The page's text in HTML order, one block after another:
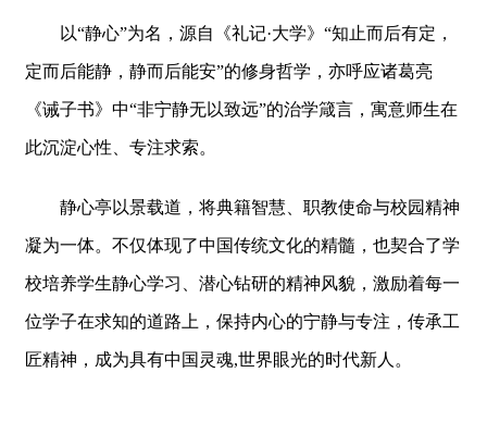
以“静心”为名，源自《礼记·大学》“知止而后有定，
定而后能静，静而后能安”的修身哲学，亦呼应诸葛亮
《诫子书》中“非宁静无以致远”的治学箴言，寓意师生在
此沉淀心性、专注求索。
静心亭以景载道，将典籍智慧、职教使命与校园精神
凝为一体。不仅体现了中国传统文化的精髓，也契合了学
校培养学生静心学习、潜心钻研的精神风貌，激励着每一
位学子在求知的道路上，保持内心的宁静与专注，传承工
匠精神，成为具有中国灵魂,世界眼光的时代新人。